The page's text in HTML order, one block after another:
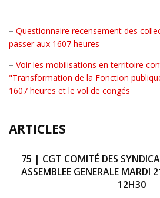
– Questionnaire recensement des
passer aux 1607 heures
– Voir les mobilisations en territoire
"Transformation de la Fonction
1607 heures et le vol de congés
ARTICLES
75 | CGT COMITÉ DES
ASSEMBLEE GENERALE MARDI
12H30